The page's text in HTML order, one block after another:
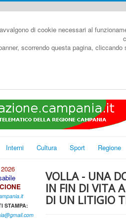
di cookie necessari al
scorrendo questa pagina,
Interni Cultura Sport Regione
STAMPA:
VOLLA - UNA
IN FIN DI VITA
DI UN LITIGIO